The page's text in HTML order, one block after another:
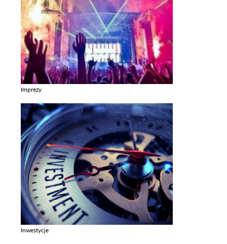
Imprezy
Inwestycje